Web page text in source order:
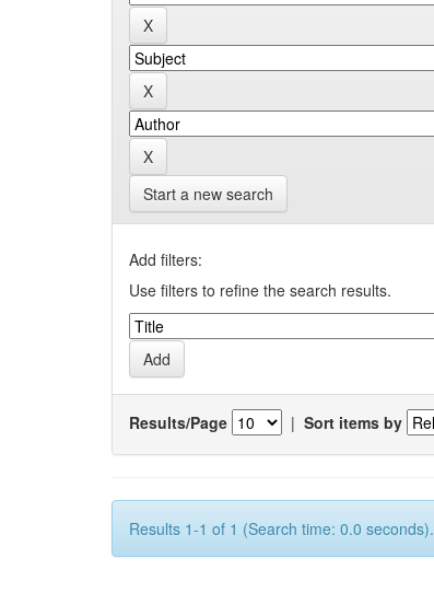
Start a new search
Add filters:
Use filters to refine the search results.
Results/Page | Sort items by
Results 1-1 of 1 (Search time: 0.0 seconds).